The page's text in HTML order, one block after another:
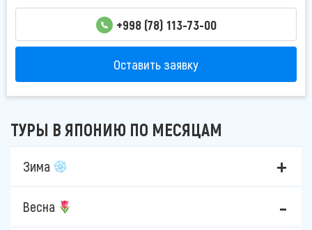
+998 (78) 113-73-00
Оставить заявку
ТУРЫ В ЯПОНИЮ ПО МЕСЯЦАМ
Зима
Весна